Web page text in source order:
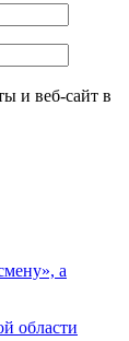
и веб-сайт в
а
области